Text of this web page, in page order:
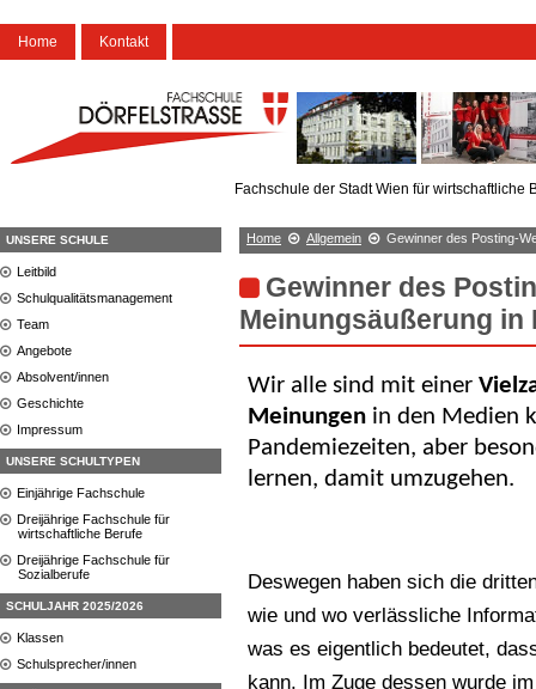
Home Kontakt
Fachschule der Stadt Wien für wirtschaftliche
UNSERE SCHULE
Leitbild
Schulqualitätsmanagement
Team
Angebote
Absolvent/innen
Geschichte
Impressum
UNSERE SCHULTYPEN
Einjährige Fachschule
Dreijährige Fachschule für
wirtschaftliche Berufe
Dreijährige Fachschule für
Sozialberufe
SCHULJAHR 2025/2026
Klassen
Schulsprecher/innen
Home Allgemein Gewinner des Posting-
Gewinner des
Meinungsäußerung in
Wir alle sind mit einer
Meinungen in den Medien
Pandemiezeiten, aber
lernen, damit umzugehen.
Deswegen haben sich die
wie und wo verlässliche
was es eigentlich bedeutet,
kann. Im Zuge dessen wurde